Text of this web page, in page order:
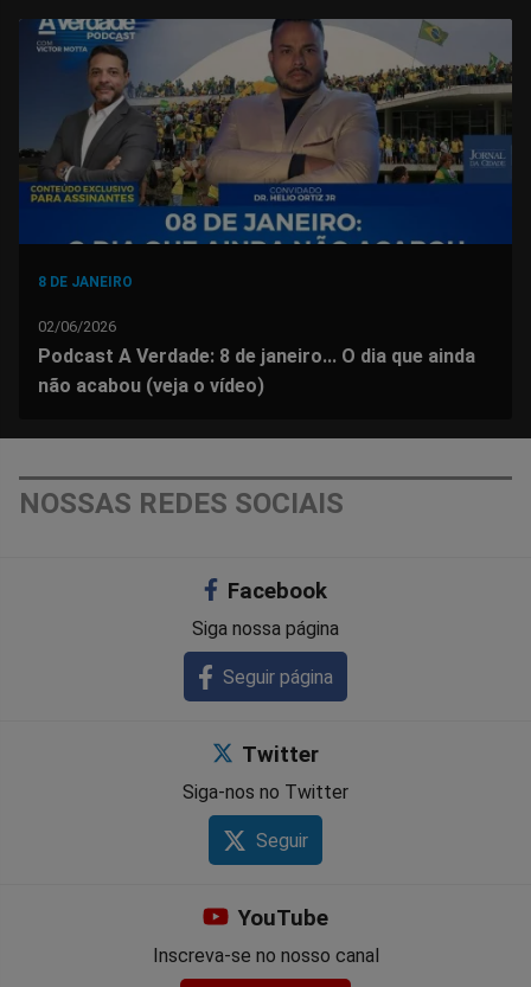
no
Facebook
no
Whatsapp
no
Twitter
no
Messenger
no
Telegram
no
Gettr
8 DE JANEIRO
02/06/2026
Podcast A Verdade: 8 de janeiro... O dia que ainda
não acabou (veja o vídeo)
NOSSAS REDES SOCIAIS
Facebook
Siga nossa página
Seguir página
Twitter
Siga-nos no Twitter
Seguir
YouTube
Inscreva-se no nosso canal